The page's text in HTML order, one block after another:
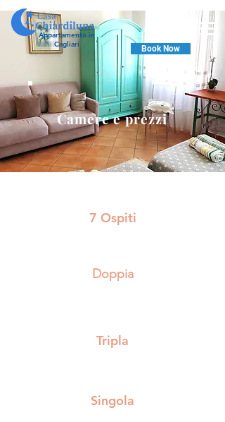
Appartamento in
Cagliari
Book Now
Camere e prezzi
7 Ospiti
Doppia
Tripla
Singola